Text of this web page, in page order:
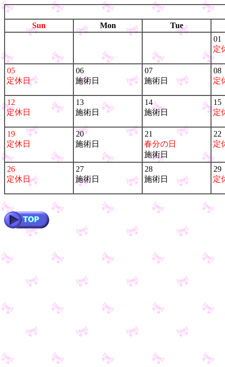
Sun Mon
Tue
01
定
05
定休日
06
施術日
07
施術日
08
定
12
定休日
13
施術日
14
施術日
15
定
19
定休日
20
施術日
21
春分の日
施術日
22
定
26
定休日
27
施術日
28
施術日
29
定